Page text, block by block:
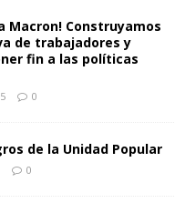
Macron! Construyamos
de trabajadores y
fin a las políticas
0
de la Unidad Popular
0